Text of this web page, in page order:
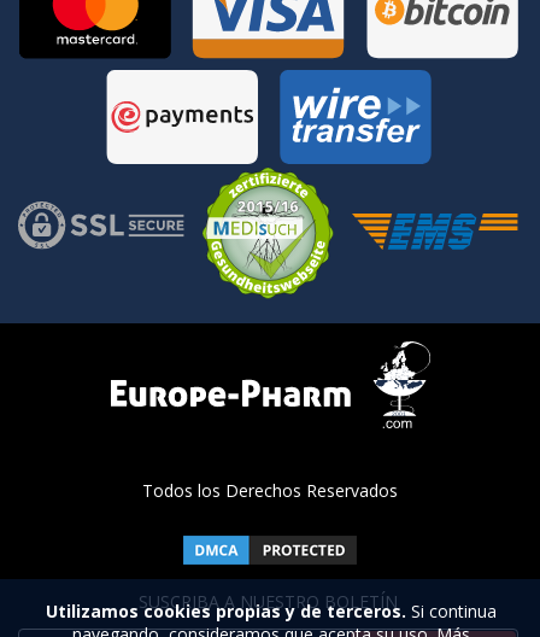
Todos los Derechos Reservados
SUSCRIBA A NUESTRO BOLETÍN
Utilizamos cookies propias y de terceros. Si continua